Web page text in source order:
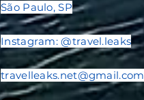
São Paulo, SP
Instagram: @travel.leaks
travelleaks.net@gmail.com